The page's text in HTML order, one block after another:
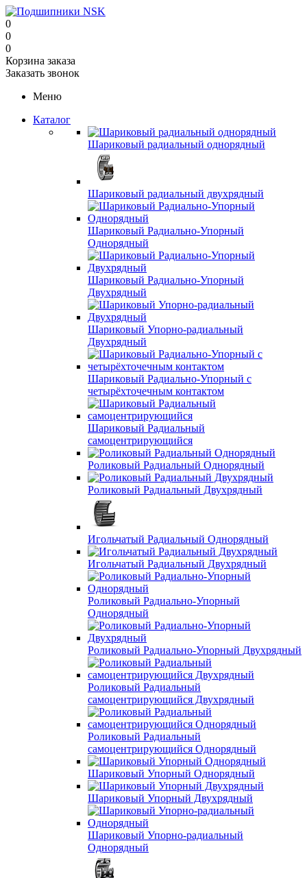
0
0
0
Корзина заказа
Заказать звонок
Меню
Каталог
Шариковый радиальный однорядный
Шариковый радиальный двухрядный
Шариковый Радиально-Упорный
Однорядный
Шариковый Радиально-Упорный
Двухрядный
Шариковый Упорно-радиальный
Двухрядный
Шариковый Радиально-Упорный с
четырёхточечным контактом
Шариковый Радиальный
самоцентрирующийся
Роликовый Радиальный Однорядный
Роликовый Радиальный Двухрядный
Игольчатый Радиальный Однорядный
Игольчатый Радиальный Двухрядный
Роликовый Радиально-Упорный
Однорядный
Роликовый Радиально-Упорный Двухрядный
Роликовый Радиальный
самоцентрирующийся Двухрядный
Роликовый Радиальный
самоцентрирующийся Однорядный
Шариковый Упорный Однорядный
Шариковый Упорный Двухрядный
Шариковый Упорно-радиальный
Однорядный